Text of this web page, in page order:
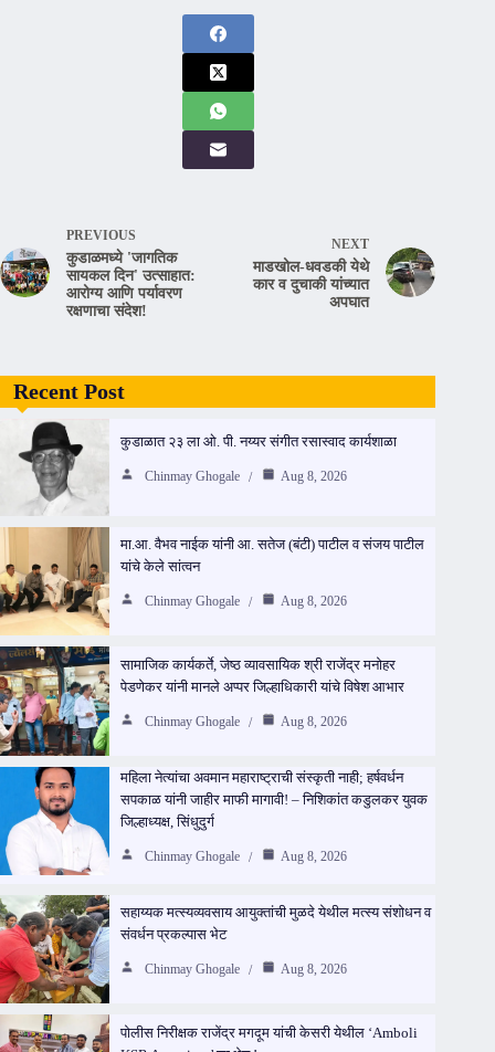
PREVIOUS
कुडाळमध्ये 'जागतिक
सायकल दिन' उत्साहात:
आरोग्य आणि पर्यावरण
रक्षणाचा संदेश!
NEXT
माडखोल-धवडकी येथे
कार व दुचाकी यांच्यात
अपघात
Recent Post
कुडाळात २३ ला ओ. पी. नय्यर संगीत रसास्वाद कार्यशाळा
Chinmay Ghogale Aug 8, 2026
मा.आ. वैभव नाईक यांनी आ. सतेज (बंटी) पाटील व संजय पाटील
यांचे केले सांत्वन
Chinmay Ghogale Aug 8, 2026
सामाजिक कार्यकर्ते, जेष्ठ व्यावसायिक श्री राजेंद्र मनोहर
पेडणेकर यांनी मानले अप्पर जिल्हाधिकारी यांचे विषेश आभार
Chinmay Ghogale Aug 8, 2026
महिला नेत्यांचा अवमान महाराष्ट्राची संस्कृती नाही; हर्षवर्धन
सपकाळ यांनी जाहीर माफी मागावी! – निशिकांत कडुलकर युवक
जिल्हाध्यक्ष, सिंधुदुर्ग
Chinmay Ghogale Aug 8, 2026
सहाय्यक मत्स्यव्यवसाय आयुक्तांची मुळदे येथील मत्स्य संशोधन व
संवर्धन प्रकल्पास भेट
Chinmay Ghogale Aug 8, 2026
पोलीस निरीक्षक राजेंद्र मगदूम यांची केसरी येथील ‘Amboli